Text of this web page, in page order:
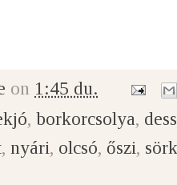
on 1:45 du.
, borkorcsolya,
, nyári, olcsó, őszi,